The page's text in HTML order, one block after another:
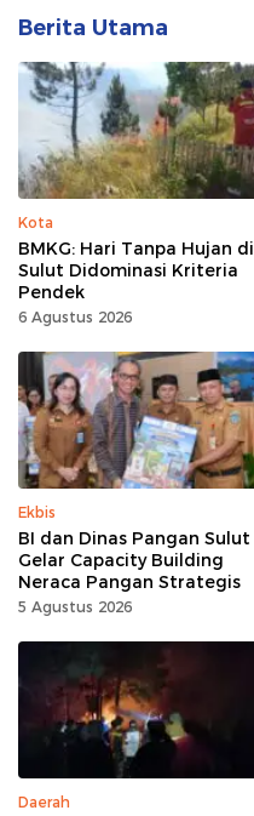
Berita Utama
Kota
BMKG: Hari Tanpa Hujan di
Sulut Didominasi Kriteria
Pendek
6 Agustus 2026
Ekbis
BI dan Dinas Pangan Sulut
Gelar Capacity Building
Neraca Pangan Strategis
5 Agustus 2026
Daerah